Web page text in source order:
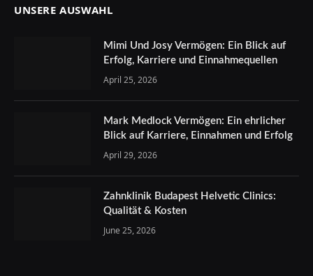
UNSERE AUSWAHL
Mimi Und Josy Vermögen: Ein Blick auf
Erfolg, Karriere und Einnahmequellen
April 25, 2026
Mark Medlock Vermögen: Ein ehrlicher
Blick auf Karriere, Einnahmen und Erfolg
April 29, 2026
Zahnklinik Budapest Helvetic Clinics:
Qualität & Kosten
June 25, 2026